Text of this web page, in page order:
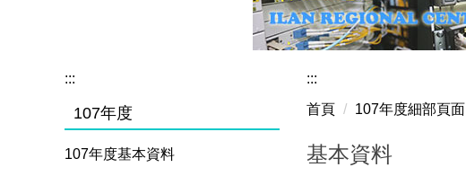
:::
107年度
107年度基本資料
:::
首頁
107年度細部頁面
基本資料